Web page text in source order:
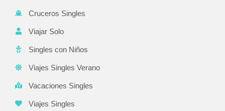
Cruceros Singles
Viajar Solo
Singles con Niños
Viajes Singles Verano
Vacaciones Singles
Viajes Singles